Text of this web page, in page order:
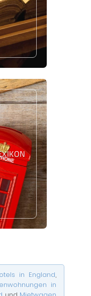
in England,
in